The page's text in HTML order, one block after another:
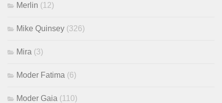
Merlin (12)
Mike Quinsey (326)
Mira (3)
Moder Fatima (6)
Moder Gaia (110)